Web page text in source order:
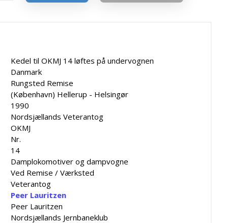
Kedel til OKMJ 14 løftes på undervognen
Danmark
Rungsted Remise
(København) Hellerup - Helsingør
1990
Nordsjællands Veterantog
OKMJ
Nr.
14
Damplokomotiver og dampvogne
Ved Remise / Værksted
Veterantog
Peer Lauritzen
Peer Lauritzen
Nordsjællands Jernbaneklub